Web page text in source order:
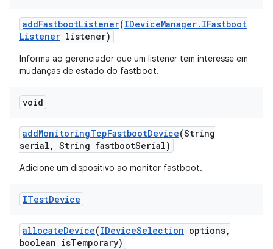
addFastbootListener(IDeviceManager. IFastboot
Listener listener)
Informa ao gerenciador que um listener tem interesse em
mudanças de estado do fastboot.
void
addMonitoringTcpFastbootDevice(String
serial , String fastbootSerial)
Adicione um dispositivo ao monitor fastboot.
ITestDevice
allocateDevice(IDeviceSelection options,
boolean isTemporary)